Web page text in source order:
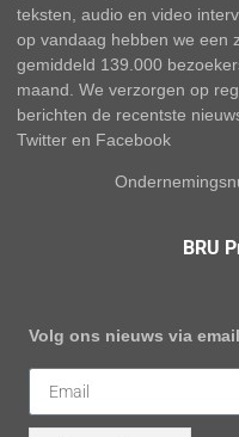
teksten, audio en video
op vandaag hebben we een
gemiddeld 139.000
maand. We verzorgen op
berichten de recentste
Twitter en Facebook
BRU
Volg ons nieuws via email